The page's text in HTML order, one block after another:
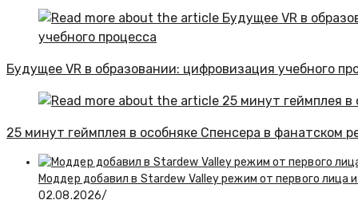
Будущее VR в образовании: цифровизация учебного
25 минут геймплея в особняке Спенсера в фанатском
Моддер добавил в Stardew Valley режим от первого лица
02.08.2026/